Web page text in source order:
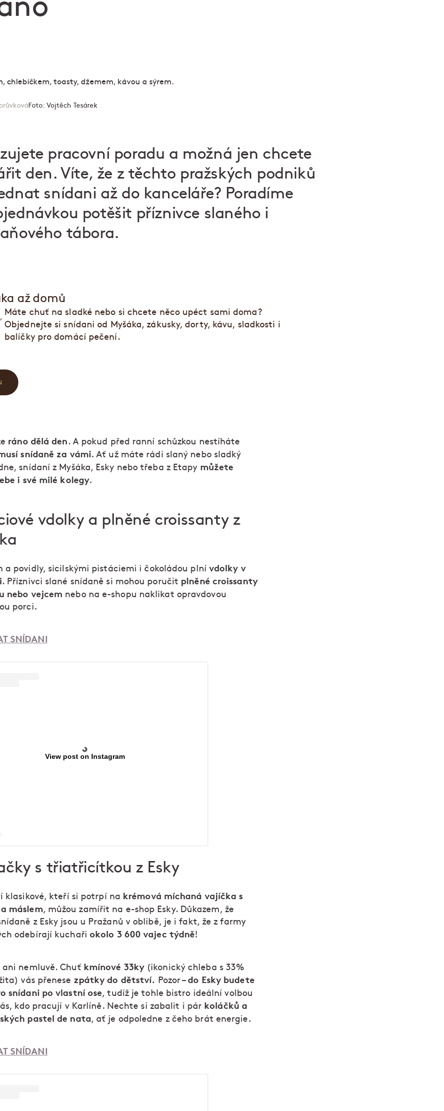
Foto: Vojtěch Tesárek
pracovní poradu a možná jen chcete
den. Víte, že z těchto pražských podniků
snídani až do kanceláře? Poradíme
potěšit příznivce slaného i
tábora.
až domů
Máte chuť na sladké nebo si chcete něco upéct sami doma?
Objednejte si snídani od Myšáka, zákusky, dorty, kávu, sladkosti i
balíčky pro domácí pečení.
ráno dělá den . A pokud před ranní schůzkou nestíháte
snídaně za vámi. Ať už máte rádi slaný nebo sladký
snídaní z Myšáka, Esky nebo třeba z Etapy můžete
i své milé kolegy.
vdolky a plněné croissanty z
a povidly, sicilskými pistáciemi i čokoládou plní vdolky v
. Příznivci slané snídaně si mohou poručit plněné croissanty
nebo vejcem nebo na e-shopu naklikat opravdovou
porci.
SNÍDANI
View post on Instagram
s třiatřicítkou z Esky
klasikové, kteří si potrpí na krémová míchaná vajíčka s
máslem, můžou zamířit na e-shop Esky. Důkazem, že
z Esky jsou u Pražanů v oblibě, je i fakt, že z farmy
odebírají kuchaři okolo 3 600 vajec týdně!
ani nemluvě. Chuť kmínové 33ky (ikonický chleba s 33%
vás přenese zpátky do dětství. Pozor –do Esky budete
snídani po vlastní ose, tudíž je tohle bistro ideální volbou
kdo pracují v Karlíně. Nechte si zabalit i pár koláčků a
pastel de nata, ať je odpoledne z čeho brát energie.
SNÍDANI